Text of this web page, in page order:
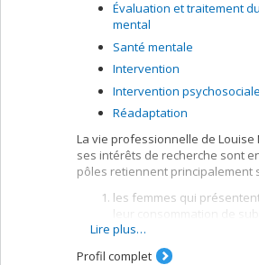
Évaluation et traitement
mental
Santé mentale
Intervention
Intervention psychosociale
Réadaptation
La vie professionnelle de Louise
ses intérêts de recherche sont
pôles retiennent principalement
les femmes qui
leur consommation de
les troubles mentaux
aux substances
Lire plus…
Profil complet